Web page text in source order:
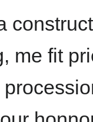
me fit